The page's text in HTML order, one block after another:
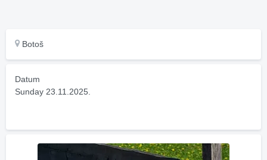
Botoš
Datum
Sunday 23.11.2025.